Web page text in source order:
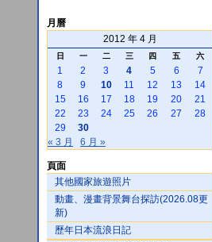
月曆
2012 年 4 月
日 一 二 三 四 五 六
1 2 3 4 5 6
7
8
9 10 11 12 13
14
15
16 17 18 19 20
21
22
23 24 25 26 27
28
29
30
« 3 月
6 月 »
頁面
其他國家旅遊照片
動畫、漫畫背景舞台探訪(2026.08更
新)
歷年日本流浪日記